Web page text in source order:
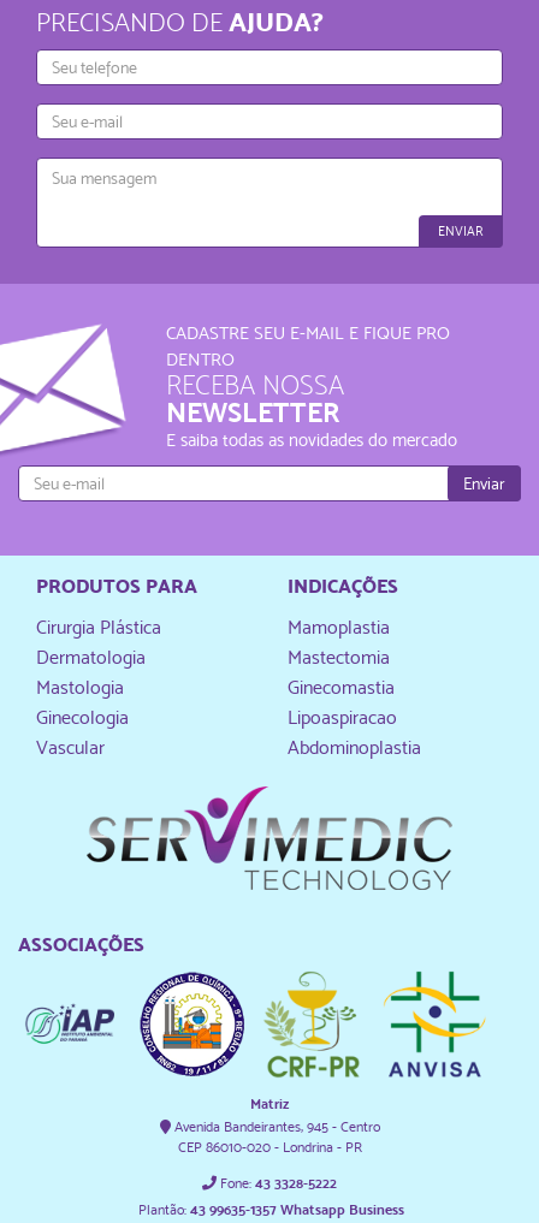
PRECISANDO DE AJUDA?
Telefone
mail
Mensagem
ENVIAR
CADASTRE SEU E-MAIL E FIQUE PRO
DENTRO
RECEBA NOSSA
NEWSLETTER
E saiba todas as novidades do mercado
Enviar
PRODUTOS PARA
Cirurgia Plástica
Dermatologia
Mastologia
Ginecologia
Vascular
INDICAÇÕES
Mamoplastia
Mastectomia
Ginecomastia
Lipoaspiracao
Abdominoplastia
ASSOCIAÇÕES
Matriz
Avenida Bandeirantes, 945 - Centro
CEP 86010-020 - Londrina - PR
Fone: 43 3328-5222
Plantão: 43 99635-1357 Whatsapp Business